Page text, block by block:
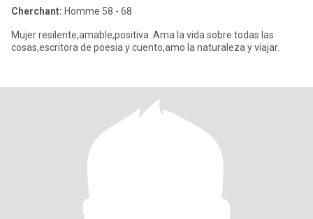
Cherchant: Homme 58 - 68
Mujer resilente,amable,positiva .Ama la vida sobre todas las
cosas,escritora de poesia y cuento,amo la naturaleza y viajar.